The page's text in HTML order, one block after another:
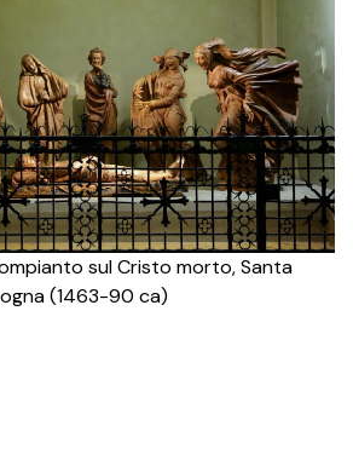
sul Cristo morto, Santa
(1463-90 ca)